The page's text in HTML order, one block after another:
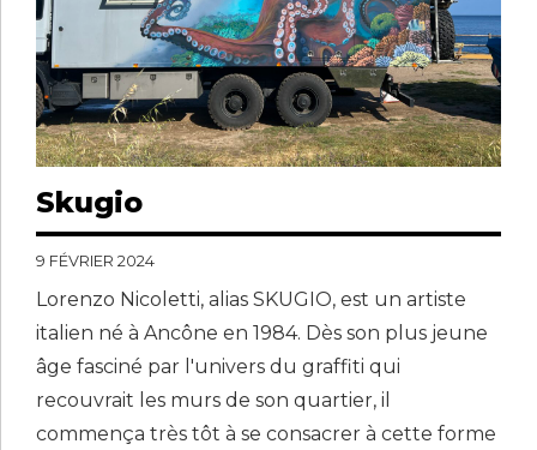
Skugio
9 FÉVRIER 2024
Lorenzo Nicoletti, alias SKUGIO, est un artiste
italien né à Ancône en 1984. Dès son plus jeune
âge fasciné par l'univers du graffiti qui
recouvrait les murs de son quartier, il
commença très tôt à se consacrer à cette forme